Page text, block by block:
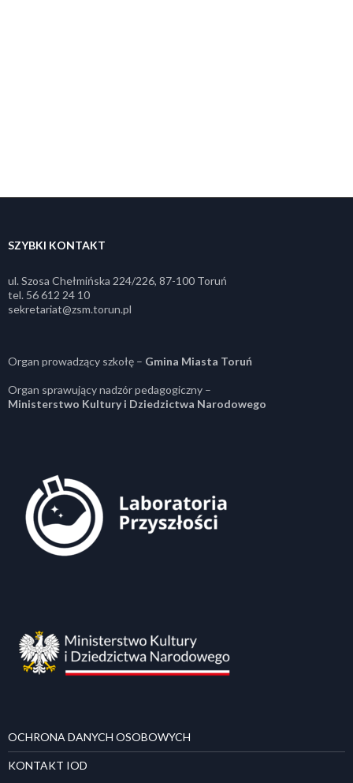
SZYBKI KONTAKT
ul. Szosa Chełmińska 224/226, 87-100 Toruń
tel. 56 612 24 10
sekretariat@zsm.torun.pl
Organ prowadzący szkołę – Gmina Miasta Toruń
Organ sprawujący nadzór pedagogiczny –
Ministerstwo Kultury i Dziedzictwa Narodowego
OCHRONA DANYCH OSOBOWYCH
KONTAKT IOD